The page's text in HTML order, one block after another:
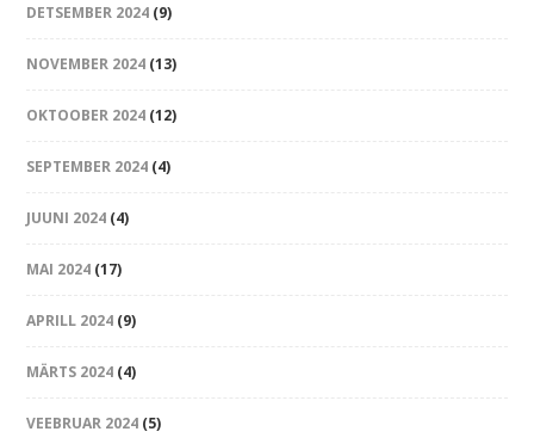
DETSEMBER 2024 (9)
NOVEMBER 2024 (13)
OKTOOBER 2024 (12)
SEPTEMBER 2024 (4)
JUUNI 2024 (4)
MAI 2024 (17)
APRILL 2024 (9)
MÄRTS 2024 (4)
VEEBRUAR 2024 (5)